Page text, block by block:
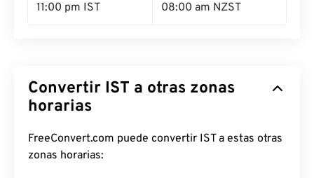
11:00 pm IST 08:00 am NZST
Convertir IST a otras zonas
horarias
FreeConvert.com puede convertir IST a estas otras
zonas horarias: